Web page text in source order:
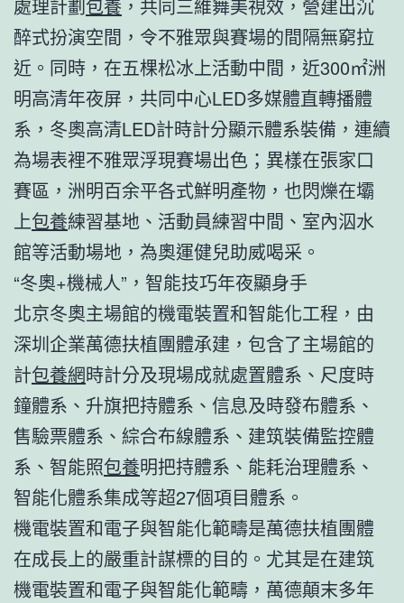
處理計劃 包養 ，共同三維舞美視效，營建出沉
醉式扮演空間，令不雅眾與賽場的間隔無窮拉
近。同時，在五棵松冰上活動中間，近300㎡洲
明高清年夜屏，共同中心LED多媒體直轉播體
系，冬奧高清LED計時計分顯示體系裝備，連續
為場表裡不雅眾浮現賽場出色；異樣在張家口
賽區，洲明百余平各式鮮明產物，也閃爍在壩
上包養練習基地、活動員練習中間、室內泅水
館等活動場地，為奧運健兒助威喝采。
“冬奧+機械人”，智能技巧年夜顯身手
北京冬奧主場館的機電裝置和智能化工程，由
深圳企業萬德扶植團體承建，包含了主場館的
計包養網時計分及現場成就處置體系、尺度時
鐘體系、升旗把持體系、信息及時發布體系、
售驗票體系、綜合布線體系、建筑裝備監控體
系、智能照包養明把持體系、能耗治理體系、
智能化體系集成等超27個項目體系。
機電裝置和電子與智能化範疇是萬德扶植團體
在成長上的嚴重計謀標的目的。尤其是在建筑
機電裝置和電子與智能化範疇，萬德顛末多年